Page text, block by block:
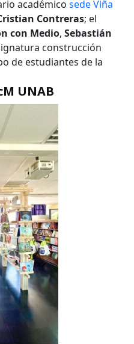
académicosede Viña
Contreras; el
con Medio,Sebastián
construcción
de estudiantes de la
UNAB